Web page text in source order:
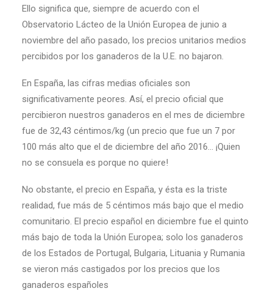
Ello significa que, siempre de acuerdo con el
Observatorio Lácteo de la Unión Europea de junio a
noviembre del año pasado, los precios unitarios medios
percibidos por los ganaderos de la U.E. no bajaron.
En España, las cifras medias oficiales son
significativamente peores. Así, el precio oficial que
percibieron nuestros ganaderos en el mes de diciembre
fue de 32,43 céntimos/kg (un precio que fue un 7 por
100 más alto que el de diciembre del año 2016… ¡Quien
no se consuela es porque no quiere!
No obstante, el precio en España, y ésta es la triste
realidad, fue más de 5 céntimos más bajo que el medio
comunitario. El precio español en diciembre fue el quinto
más bajo de toda la Unión Europea; solo los ganaderos
de los Estados de Portugal, Bulgaria, Lituania y Rumania
se vieron más castigados por los precios que los
ganaderos españoles